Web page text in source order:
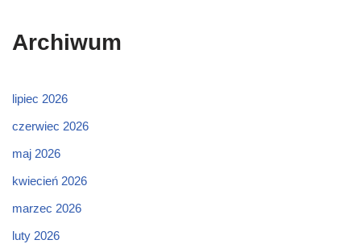
Archiwum
lipiec 2026
czerwiec 2026
maj 2026
kwiecień 2026
marzec 2026
luty 2026